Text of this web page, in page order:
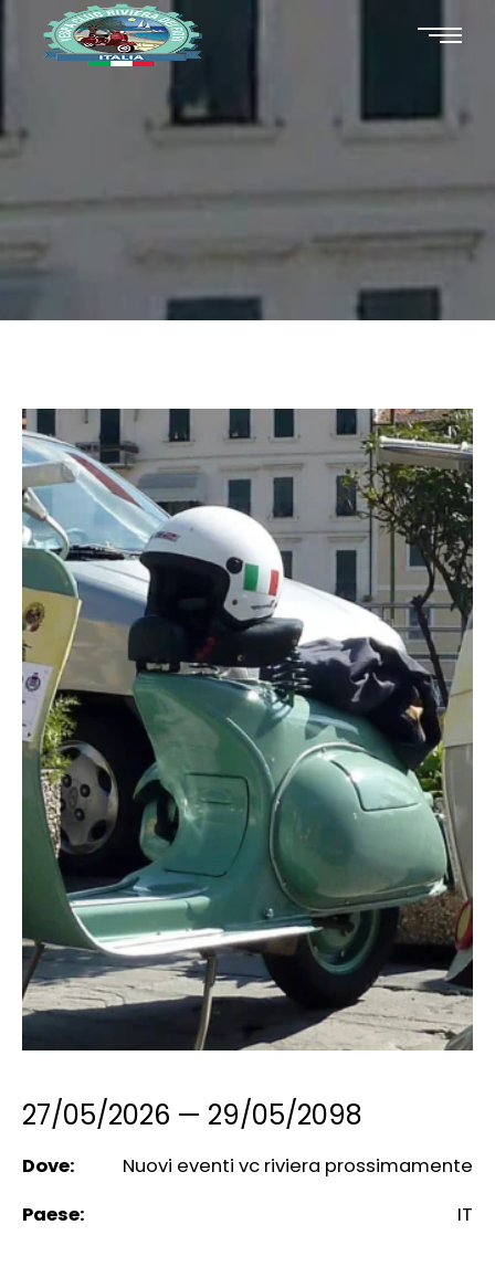
27/05/2026 — 29/05/2098
Dove:
Nuovi eventi vc riviera prossimamente
Paese:
IT